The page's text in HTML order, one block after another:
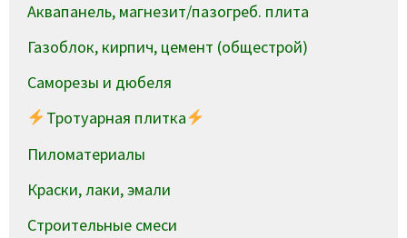
Аквапанель, магнезит/пазогреб. плита
Газоблок, кирпич, цемент (общестрой)
Саморезы и дюбеля
Тротуарная плитка
Пиломатериалы
Краски, лаки, эмали
Строительные смеси